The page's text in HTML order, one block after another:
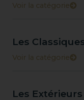
Voir la catégorie
Les
Voir la catégorie
Les Extérieurs